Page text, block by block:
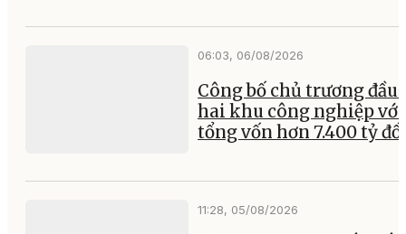
06:03, 06/08/2026
Công bố chủ trương đầu
hai khu công nghiệp với
tổng vốn hơn 7.400 tỷ
11:28, 05/08/2026